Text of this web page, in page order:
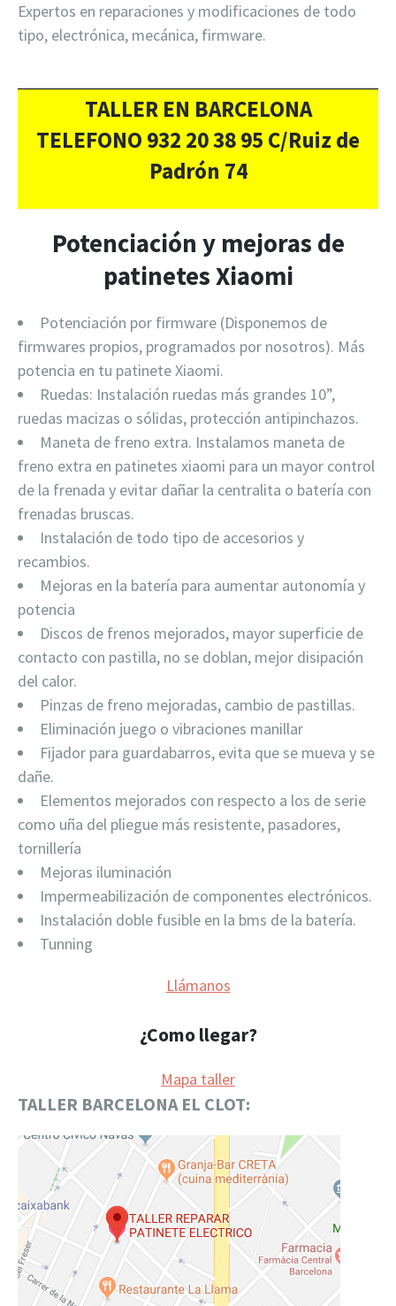
Expertos en reparaciones y modificaciones de todo
tipo, electrónica, mecánica, firmware.
TALLER EN BARCELONA
TELEFONO 932 20 38 95 C/Ruiz de
Padrón 74
Potenciación y mejoras de
patinetes Xiaomi
Potenciación por firmware (Disponemos de
firmwares propios, programados por nosotros). Más
potencia en tu patinete Xiaomi.
Ruedas: Instalación ruedas más grandes 10”,
ruedas macizas o sólidas, protección antipinchazos.
Maneta de freno extra. Instalamos maneta de
freno extra en patinetes xiaomi para un mayor control
de la frenada y evitar dañar la centralita o batería con
frenadas bruscas.
Instalación de todo tipo de accesorios y
recambios.
Mejoras en la batería para aumentar autonomía y
potencia
Discos de frenos mejorados, mayor superficie de
contacto con pastilla, no se doblan, mejor disipación
del calor.
Pinzas de freno mejoradas, cambio de pastillas.
Eliminación juego o vibraciones manillar
Fijador para guardabarros, evita que se mueva y se
dañe.
Elementos mejorados con respecto a los de serie
como uña del pliegue más resistente, pasadores,
tornillería
Mejoras iluminación
Impermeabilización de componentes electrónicos.
Instalación doble fusible en la bms de la batería.
Tunning
Llámanos
¿Como llegar?
Mapa taller
TALLER BARCELONA EL CLOT: